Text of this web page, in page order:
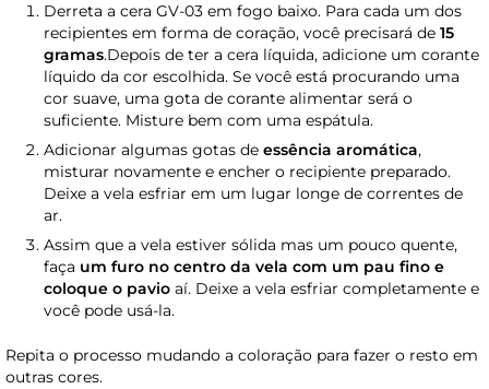
Derreta a cera GV-03 em fogo baixo. Para cada um dos
recipientes em forma de coração, você precisará de 15
gramas.Depois de ter a cera líquida, adicione um corante
líquido da cor escolhida. Se você está procurando uma
cor suave, uma gota de corante alimentar será o
suficiente. Misture bem com uma espátula.
Adicionar algumas gotas de essência aromática,
misturar novamente e encher o recipiente preparado.
Deixe a vela esfriar em um lugar longe de correntes de
ar.
Assim que a vela estiver sólida mas um pouco quente,
faça um furo no centro da vela com um pau fino e
coloque o pavio aí. Deixe a vela esfriar completamente e
você pode usá-la.
Repita o processo mudando a coloração para fazer o resto em
outras cores.